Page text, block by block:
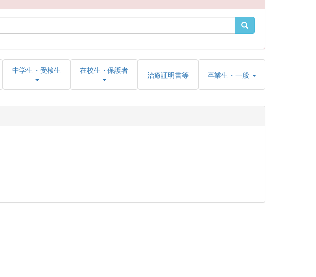
中学生・受検生 在校生・保護者 治癒証明書等 卒業生・一般